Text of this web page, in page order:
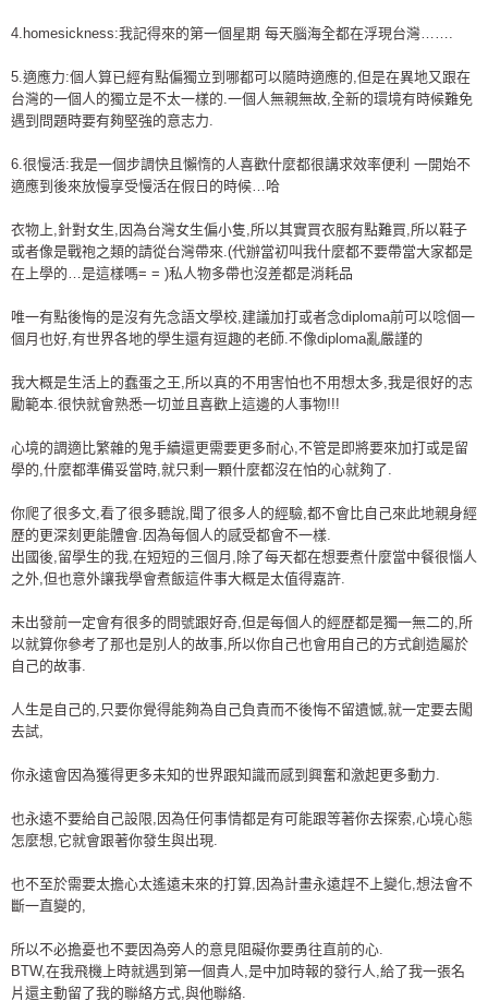
4.homesickness:我記得來的第一個星期 每天腦海全都在浮現台灣…….
5.適應力:個人算已經有點偏獨立到哪都可以隨時適應的,但是在異地又跟在
台灣的一個人的獨立是不太一樣的.一個人無親無故,全新的環境有時候難免
遇到問題時要有夠堅強的意志力.
6.很慢活:我是一個步調快且懶惰的人喜歡什麼都很講求效率便利 一開始不
適應到後來放慢享受慢活在假日的時候…哈
衣物上,針對女生,因為台灣女生偏小隻,所以其實買衣服有點難買,所以鞋子
或者像是戰袍之類的請從台灣帶來.(代辦當初叫我什麼都不要帶當大家都是
在上學的…是這樣嗎= = )私人物多帶也沒差都是消耗品
唯一有點後悔的是沒有先念語文學校,建議加打或者念diploma前可以唸個一
個月也好,有世界各地的學生還有逗趣的老師.不像diploma亂嚴謹的
我大概是生活上的蠢蛋之王,所以真的不用害怕也不用想太多,我是很好的志
勵範本.很快就會熟悉一切並且喜歡上這邊的人事物!!!
心境的調適比繁雜的鬼手續還更需要更多耐心,不管是即將要來加打或是留
學的,什麼都準備妥當時,就只剩一顆什麼都沒在怕的心就夠了.
你爬了很多文,看了很多聽說,聞了很多人的經驗,都不會比自己來此地親身經
歷的更深刻更能體會.因為每個人的感受都會不一樣.
出國後,留學生的我,在短短的三個月,除了每天都在想要煮什麼當中餐很惱人
之外,但也意外讓我學會煮飯這件事大概是太值得嘉許.
未出發前一定會有很多的問號跟好奇,但是每個人的經歷都是獨一無二的,所
以就算你參考了那也是別人的故事,所以你自己也會用自己的方式創造屬於
自己的故事.
人生是自己的,只要你覺得能夠為自己負責而不後悔不留遺憾,就一定要去闖
去試,
你永遠會因為獲得更多未知的世界跟知識而感到興奮和激起更多動力.
也永遠不要給自己設限,因為任何事情都是有可能跟等著你去探索,心境心態
怎麼想,它就會跟著你發生與出現.
也不至於需要太擔心太遙遠未來的打算,因為計畫永遠趕不上變化,想法會不
斷一直變的,
所以不必擔憂也不要因為旁人的意見阻礙你要勇往直前的心.
BTW,在我飛機上時就遇到第一個貴人,是中加時報的發行人,給了我一張名
片還主動留了我的聯絡方式,與他聯絡.